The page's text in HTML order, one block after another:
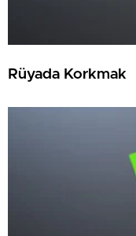
Rüyada Korkmak